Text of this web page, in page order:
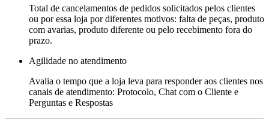
Total de cancelamentos de pedidos solicitados pelos clientes
ou por essa loja por diferentes motivos: falta de peças, produto
com avarias, produto diferente ou pelo recebimento fora do
prazo.
Agilidade no atendimento
Avalia o tempo que a loja leva para responder aos clientes nos
canais de atendimento: Protocolo, Chat com o Cliente e
Perguntas e Respostas